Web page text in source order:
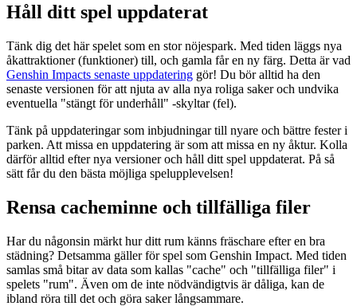
Håll ditt spel uppdaterat
Tänk dig det här spelet som en stor nöjespark. Med tiden läggs nya
åkattraktioner (funktioner) till, och gamla får en ny färg. Detta är vad
Genshin Impacts senaste uppdatering gör! Du bör alltid ha den
senaste versionen för att njuta av alla nya roliga saker och undvika
eventuella "stängt för underhåll" -skyltar (fel).
Tänk på uppdateringar som inbjudningar till nyare och bättre fester i
parken. Att missa en uppdatering är som att missa en ny åktur. Kolla
därför alltid efter nya versioner och håll ditt spel uppdaterat. På så
sätt får du den bästa möjliga spelupplevelsen!
Rensa cacheminne och tillfälliga filer
Har du någonsin märkt hur ditt rum känns fräschare efter en bra
städning? Detsamma gäller för spel som Genshin Impact. Med tiden
samlas små bitar av data som kallas "cache" och "tillfälliga filer" i
spelets "rum". Även om de inte nödvändigtvis är dåliga, kan de
ibland röra till det och göra saker långsammare.